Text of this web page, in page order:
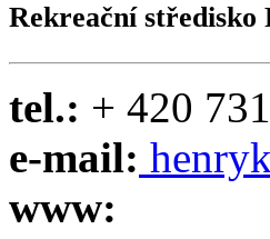
Rekreační středisko
tel.: + 420
e-mail:
www: